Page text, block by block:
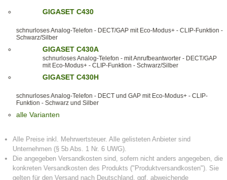
GIGASET C430
schnurloses Analog-Telefon - DECT/GAP mit Eco-Modus+ - CLIP-Funktion -
Schwarz/Silber
GIGASET C430A
schnurloses Analog-Telefon - mit Anrufbeantworter - DECT/GAP
mit Eco-Modus+ - CLIP-Funktion - Schwarz/Silber
GIGASET C430H
schnurloses Analog-Telefon - DECT und GAP mit Eco-Modus+ - CLIP-
Funktion - Schwarz und Silber
alle Varianten